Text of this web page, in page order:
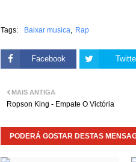
Tags: Baixar musica Rap
Facebook
MAIS ANTIGA
Ropson King - Empate O Victória
PODERÁ GOSTAR DESTAS